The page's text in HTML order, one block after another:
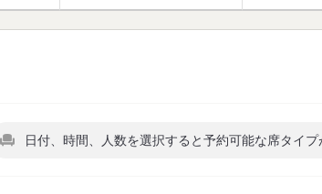
日付、時間、人数を選択すると予約可能な席タイプ